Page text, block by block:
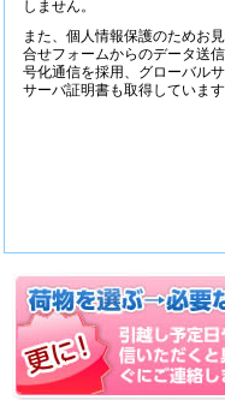
しません。
また、個人情報保護のためお
合せフォームからのデータ送
号化通信を採用、グローバル
サーバ証明書も取得しています